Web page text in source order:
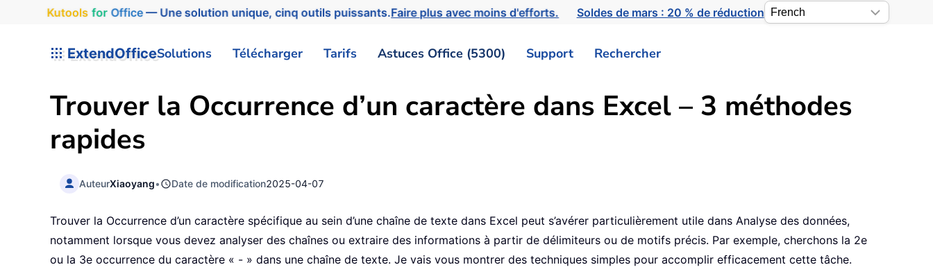
Kutools for Office— Une solution unique, cinq outils puissants.Faire plus avec moins d'efforts. Soldes de mars : 20 % de réduction
ExtendOfficeSolutions Télécharger Tarifs Astuces Office (5300) Support Rechercher
Trouver la Occurrence d’un caractère dans Excel – 3 méthodes
rapides
AuteurXiaoyang• Date de modification2025-04-07
Trouver la Occurrence d’un caractère spécifique au sein d’une chaîne de texte dans Excel peut s’avérer particulièrement utile dans Analyse des données,
notamment lorsque vous devez analyser des chaînes ou extraire des informations à partir de délimiteurs ou de motifs précis. Par exemple, cherchons la 2e
ou la 3e occurrence du caractère « - » dans une chaîne de texte. Je vais vous montrer des techniques simples pour accomplir efficacement cette tâche.